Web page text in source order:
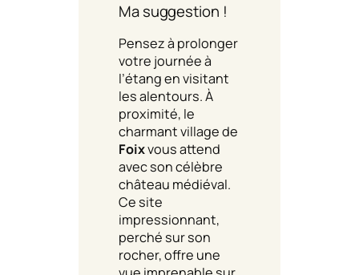
Ma suggestion !
Pensez à prolonger
votre journée à
l’étang en visitant
les alentours. À
proximité, le
charmant village de
Foixvous attend
avec son célèbre
château médiéval.
Ce site
impressionnant,
perché sur son
rocher, offre une